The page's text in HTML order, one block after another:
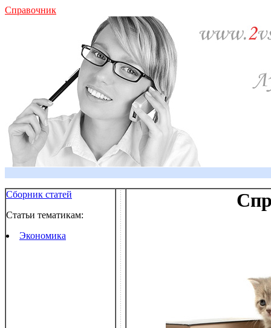
Справочник
Сборник статей
Статьи тематикам:
Экономика